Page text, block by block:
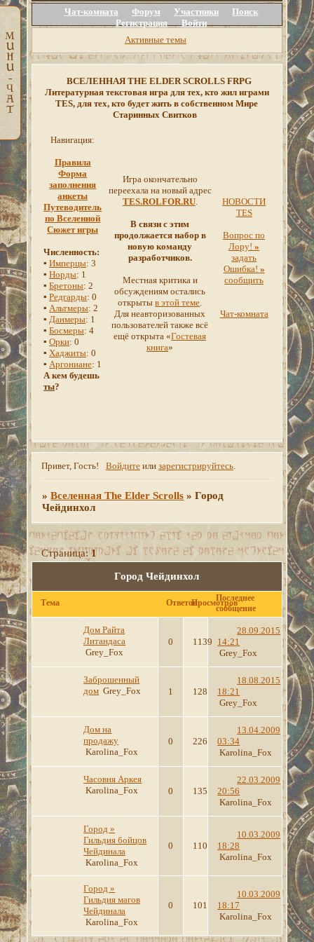
Чат-комната Форум Участники
Поиск
Регистрация
Войти
Активные темы
ВСЕЛЕННАЯ THE ELDER SCROLLS FRPG
Литературная текстовая игра для тех, кто жил играми
TES, для тех, кто будет жить в собственном Мире
Старинных Свитков
Навигация:
Правила
Форма
заполнения
анкеты
Путеводитель
по Вселенной
Сюжет игры
Численность:
▪Имперцы: 3
▪Норды: 1
▪Бретоны: 2
▪Редгарды: 0
▪Альтмеры: 2
▪Данмеры: 1
▪Босмеры: 4
▪Орки: 0
▪Хаджиты: 0
▪Аргониане: 1
А кем будешь
ты?
Игра окончательно
переехала на новый адрес
TES.ROLFOR.RU.
В связи с этим
продолжается набор в
новую команду
разработчиков.
Местная критика и
обсуждениям остались
открытыв этой теме.
Для неавторизованных
пользователей также всё
ещё открыта «Гостевая
книга»
НОВОСТИ
TES
Вопрос по
Лору!»
задать
Ошибка! »
сообщить
Чат-комната
Привет, Гость! Войдитеили зарегистрируйтесь.
»Вселенная The Elder Scrolls »Город
Чейдинхол
Город Чейдинхол
Страница:1
Тема ОтветовПросмотров
Последнее
сообщение
Дом Райта
Литандаса
Grey_Fox
0 1139
28.09.2015
14:21
Grey_Fox
Заброшенный
дом Grey_Fox 1 128
18.08.2015
18:21
Grey_Fox
Дом на
продажу
Karolina_Fox
0 226
13.04.2009
03:34
Karolina_Fox
Часовня Аркея
Karolina_Fox
0 135
22.03.2009
20:56
Karolina_Fox
Город »
Гильдия бойцов
Чейдинала
Karolina_Fox
0 110
10.03.2009
18:28
Karolina_Fox
Город »
Гильдия магов
Чейдинала
Karolina_Fox
0 101
10.03.2009
18:17
Karolina_Fox